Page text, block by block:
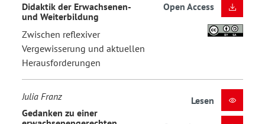
Didaktik der Erwachsenen-
und Weiterbildung
Zwischen reflexiver
Vergewisserung und aktuellen
Herausforderungen
Open Access
Julia Franz
Gedanken zu einer
Lesen